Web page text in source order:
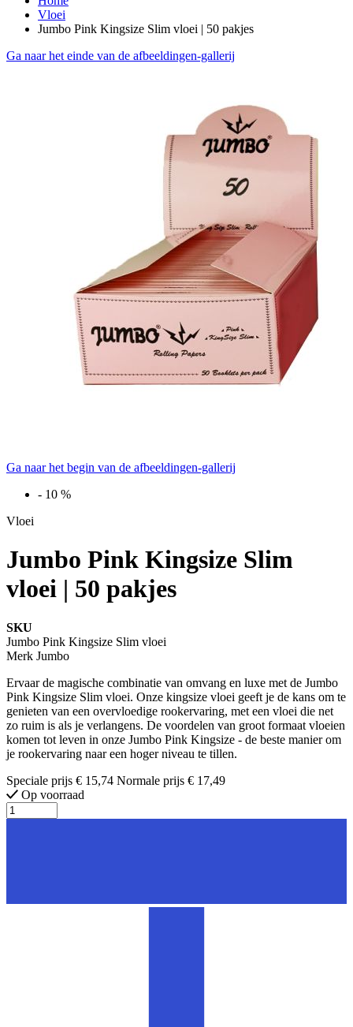
Vloei
Jumbo Pink Kingsize Slim vloei | 50 pakjes
Ga naar het einde van de afbeeldingen-gallerij
Ga naar het begin van de afbeeldingen-gallerij
- 10 %
Vloei
Jumbo Pink Kingsize Slim
vloei | 50 pakjes
SKU
Jumbo Pink Kingsize Slim vloei
Merk Jumbo
Ervaar de magische combinatie van omvang en luxe met de Jumbo
Pink Kingsize Slim vloei. Onze kingsize vloei geeft je de kans om te
genieten van een overvloedige rookervaring, met een vloei die net
zo ruim is als je verlangens. De voordelen van groot formaat vloeien
komen tot leven in onze Jumbo Pink Kingsize - de beste manier om
je rookervaring naar een hoger niveau te tillen.
Speciale prijs € 15,74 Normale prijs € 17,49
Op voorraad